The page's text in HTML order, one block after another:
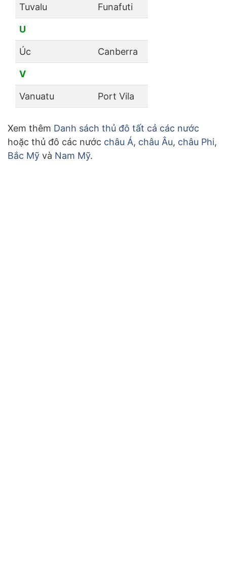
Tuvalu Funafuti
U
Úc Canberra
V
Vanuatu Port Vila
Xem thêm Danh sách thủ đô tất cả các nước
hoặc thủ đô các nước châu Á, châu Âu, châu Phi,
Bắc Mỹ và Nam Mỹ.